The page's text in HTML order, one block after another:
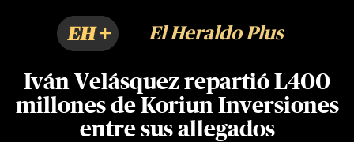
El Heraldo Plus
Iván Velásquez repartió L400
millones de Koriun Inversiones
entre sus allegados